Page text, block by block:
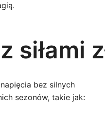
siłami
bez silnych
sezonów, takie jak: